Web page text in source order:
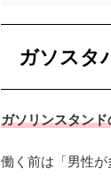
ガソスタ
ガソリンスタン
働く前は「男性